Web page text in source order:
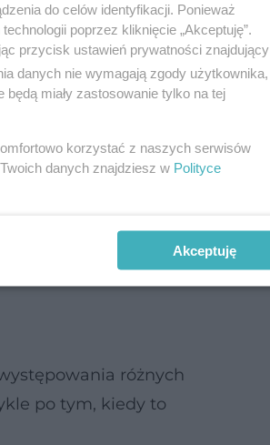
skutki uboczne.
głowyczybólach
antydepresantów
(TLPD), jak i
środki
autorów różnego
stosujących
różnych
po tym, kiedy to
do celów identyfikacji. Ponieważ
poprzez kliknięcie „Akceptuję”.
przycisk ustawień prywatności znajdujący
danych nie wymagają zgody użytkownika,
miały zastosowanie tylko na tej
korzystać z naszych serwisów
danych znajdziesz w Polityce
Akceptuję